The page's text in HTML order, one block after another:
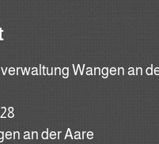
Wangen an
an der Aare